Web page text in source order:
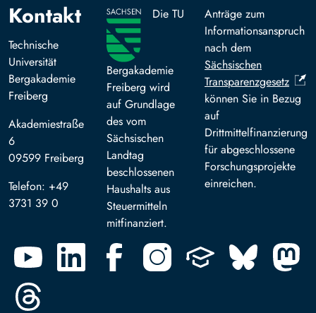
Kontakt
Technische
Universität
Bergakademie
Freiberg
Akademiestraße
6
09599 Freiberg
Telefon: +49
3731 39 0
Die TU
Bergakademie
Freiberg wird
auf Grundlage
des vom
Sächsischen
Landtag
beschlossenen
Haushalts aus
Steuermitteln
mitfinanziert.
Anträge zum
Informationsanspruch
nach dem
Sächsischen
Transparenzgesetz
können Sie in Bezug
auf
Drittmittelfinanzierung
für abgeschlossene
Forschungsprojekte
einreichen.